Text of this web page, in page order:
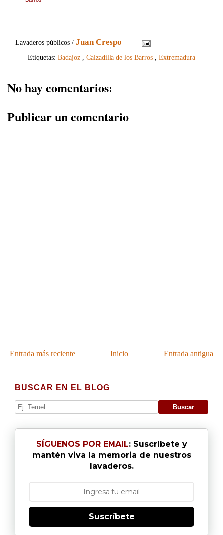
Lavaderos públicos /Juan Crespo
Etiquetas: Badajoz , Calzadilla de los Barros , Extremadura
No hay comentarios:
Publicar un comentario
Entrada más reciente Entrada antigua
Inicio
BUSCAR EN EL BLOG
SÍGUENOS POR EMAIL: Suscríbete y
mantén viva la memoria de nuestros
lavaderos.
Suscríbete